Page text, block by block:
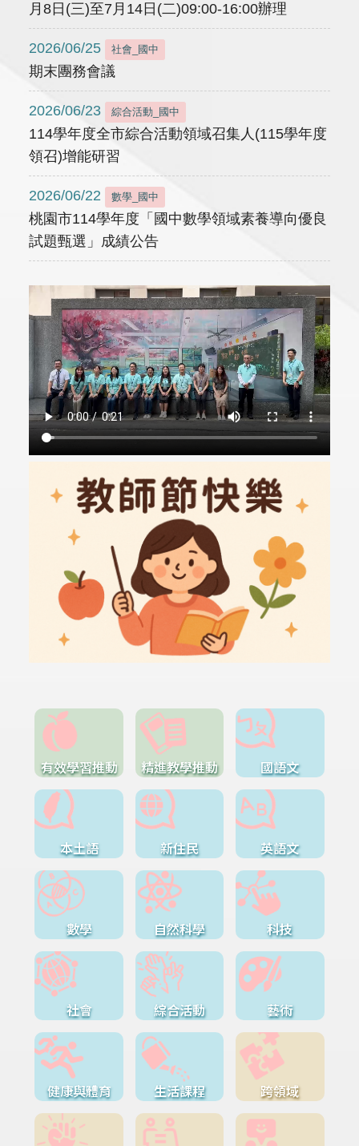
月8日(三)至7月14日(二)09:00-16:00辦理
2026/06/25 社會_國中
期末團務會議
2026/06/23 綜合活動_國中
114學年度全市綜合活動領域召集人(115學年度
領召)增能研習
2026/06/22 數學_國中
桃園市114學年度「國中數學領域素養導向優良
試題甄選」成績公告
有效學習推動 精進教學推動 國語文
本土語 新住民 英語文
數學 自然科學 科技
社會 綜合活動 藝術
健康與體育 生活課程 跨領域